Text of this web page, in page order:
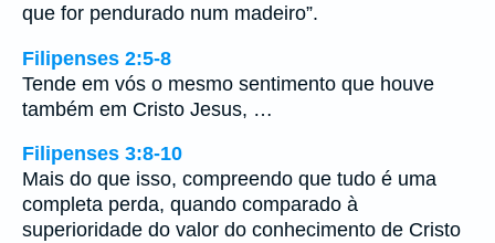
que for pendurado num madeiro”.
Filipenses 2:5-8
Tende em vós o mesmo sentimento que houve
também em Cristo Jesus, …
Filipenses 3:8-10
Mais do que isso, compreendo que tudo é uma
completa perda, quando comparado à
superioridade do valor do conhecimento de Cristo